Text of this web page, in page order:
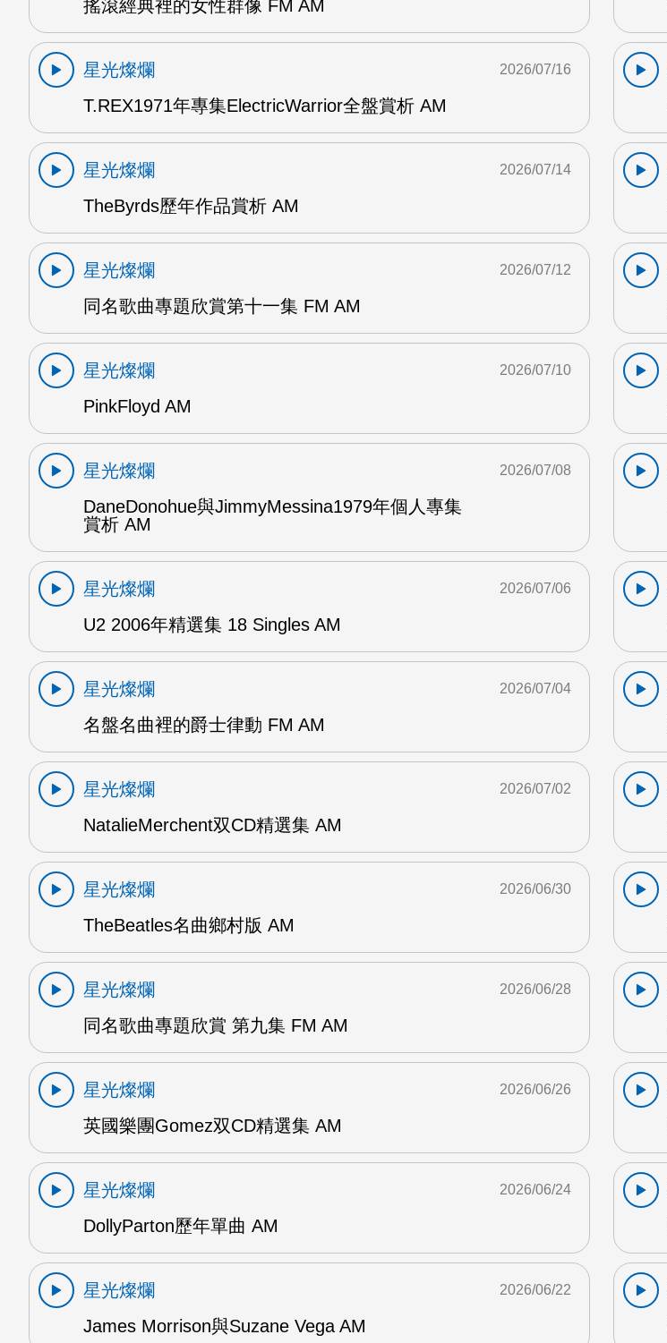
搖滾經典裡的女性群像 FM AM
星光燦爛
T.REX1971年專集ElectricWarrior全盤賞析 AM
2026/07/16
星光燦爛
TheByrds歷年作品賞析 AM
2026/07/14
星光燦爛
同名歌曲專題欣賞第十一集 FM AM
2026/07/12
星光燦爛
PinkFloyd AM
2026/07/10
星光燦爛
DaneDonohue與JimmyMessina1979年個人專集
賞析 AM
2026/07/08
星光燦爛
U2 2006年精選集 18 Singles AM
2026/07/06
星光燦爛
名盤名曲裡的爵士律動 FM AM
2026/07/04
星光燦爛
NatalieMerchent双CD精選集 AM
2026/07/02
星光燦爛
TheBeatles名曲鄉村版 AM
2026/06/30
星光燦爛
同名歌曲專題欣賞 第九集 FM AM
2026/06/28
星光燦爛
英國樂團Gomez双CD精選集 AM
2026/06/26
星光燦爛
DollyParton歷年單曲 AM
2026/06/24
星光燦爛
James Morrison與Suzane Vega AM
2026/06/22